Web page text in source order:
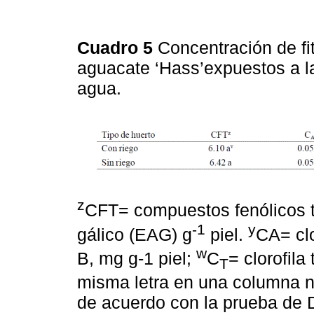
Cuadro 5 Concentración de
aguacate ‘Hass’expuestos
agua.
zCFT= compuestos
gálico (EAG) g-1 piel. yCA=
B, mg g-1 piel; wCT= clorofila
misma letra en una columna
de acuerdo con la prueba de